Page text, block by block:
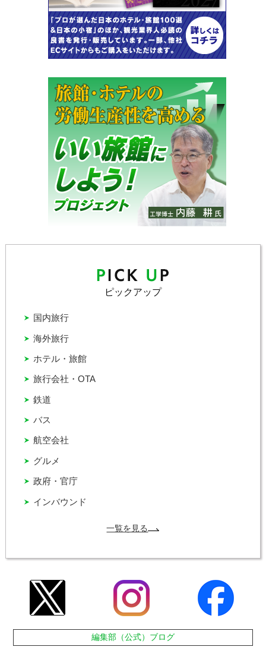
ピックアップ
インバウンド
グルメ
バス
ホテル・旅館
国内旅行
政府・官庁
旅行会社・OTA
海外旅行
航空会社
鉄道
一覧を見る
編集部（公式）ブログ